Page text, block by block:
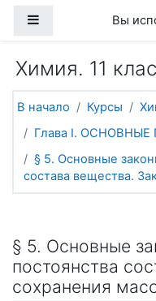
Боковая панель
Вы
Химия. 11
В начало Курсы
Глава I.
§ 5. Основные
состава вещества.
§ 5. Основные
постоянства
сохранения